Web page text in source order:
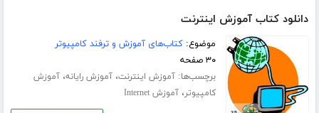
دانلود کتاب آموزش اینترنت
موضوع:کتاب‌های آموزش و ترفند کامپیوتر
۳۰ صفحه
برچسب‌ها:آموزش اینترنت،آموزش رایانه،آموزش
کامپیوتر،آموزش Internet